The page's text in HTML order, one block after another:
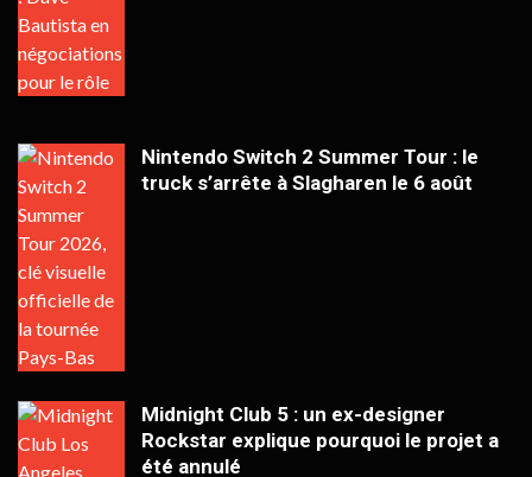
Nintendo Switch 2 Summer Tour : le
truck s’arrête à Slagharen le 6 août
Midnight Club 5 : un ex-designer
Rockstar explique pourquoi le projet a
été annulé